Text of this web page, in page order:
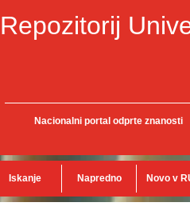
Repozitorij
Nacionalni portal odprte znanosti
Iskanje Napredno Novo v